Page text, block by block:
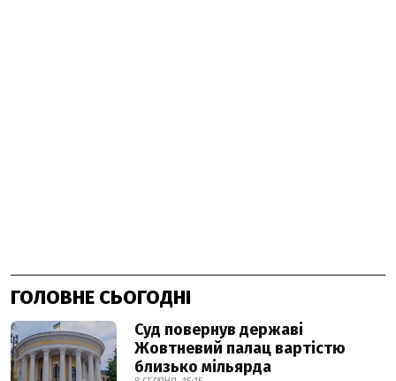
ГОЛОВНЕ СЬОГОДНІ
Суд повернув державі
Жовтневий палац вартістю
близько мільярда